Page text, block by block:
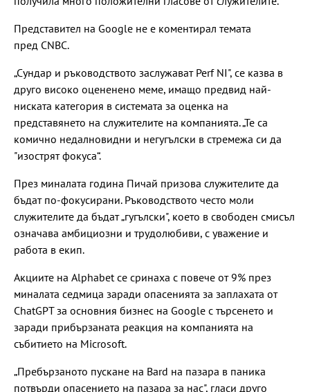
Представител на Google не е коментирал темата
пред CNBC.
„Сундар и ръководството заслужават Perf NI", се казва в
друго високо оцененено меме, имащо предвид най-
ниската категория в системата за оценка на
представянето на служителите на компанията. „Те са
комично недалновидни и негугълски в стремежа си да
"изострят фокуса“.
През миналата година Пичай призова служителите да
бъдат по-фокусирани. Ръководството често моли
служителите да бъдат „гугълски", което в свободен смисъл
означава амбициозни и трудолюбиви, с уважение и
работа в екип.
Акциите на Alphabet се сринаха с повече от 9% през
миналата седмица заради опасенията за заплахата от
ChatGPT за основния бизнес на Google с търсенето и
заради прибързаната реакция на компанията на
събитието на Microsoft.
„Пребързаното пускане на Bard на пазара в паника
потвърди опасението на пазара за нас", гласи друго